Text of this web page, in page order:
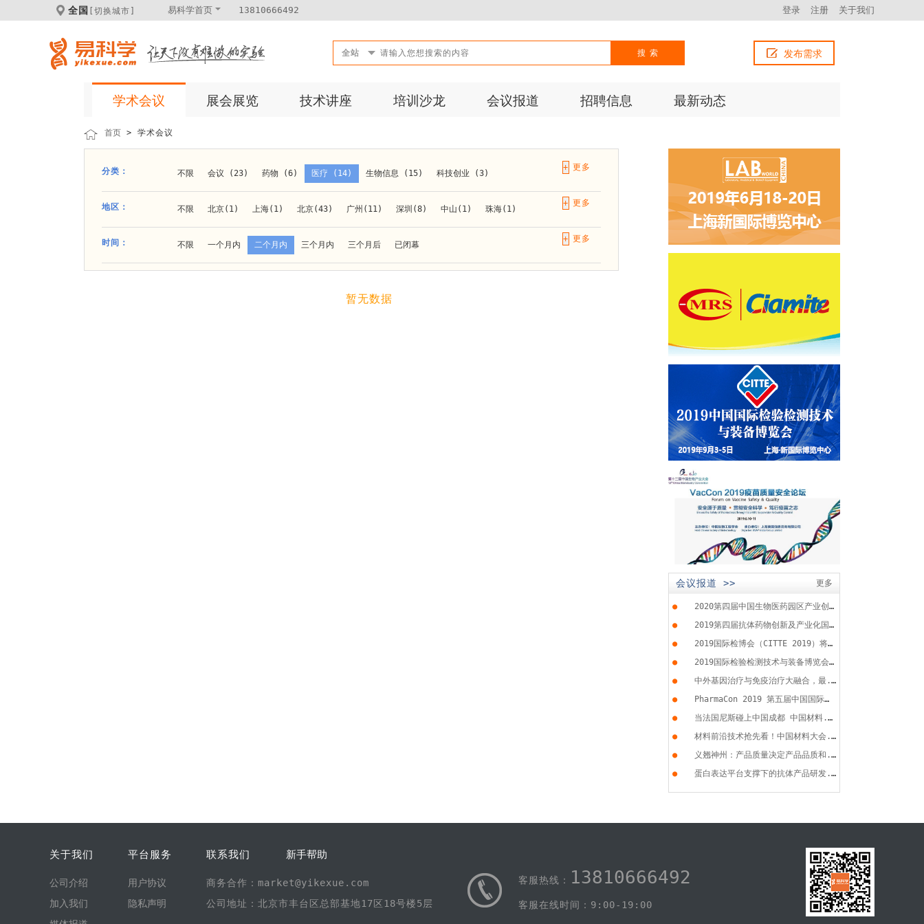
全国 [切换城市] 易科学首页 13810666492 登录 注册 关于我们
全站 搜索 发布需求
学术会议 展会展览 技术讲座 培训沙龙 会议报道 招聘信息 最新动态
首页 > 学术会议
分类： 不限 会议 (23) 药物 (6) 医疗 (14) 生物信息 (15) 科技创业 (3)
材料 (11) 材料化工 (1) 新材料 (1)
+
地区： 不限 北京(1) 上海(1) 北京(43) 广州(11) 深圳(8) 中山(1) 珠海(1)
石家庄(1) 郑州(1)
+
时间： 不限 一个月内 二个月内 三个月内 三个月后 已闭幕
+
暂无数据
会议报道 >> 更多
●
2020第四届中国生物医药园区产业创...
●
2019第四届抗体药物创新及产业化国...
●
2019国际检博会（CITTE 2019）将于...
●
2019国际检验检测技术与装备博览会...
●
中外基因治疗与免疫治疗大融合，最...
●
PharmaCon 2019 第五届中国国际化...
●
当法国尼斯碰上中国成都 中国材料...
●
材料前沿技术抢先看！中国材料大会...
●
义翘神州：产品质量决定产品品质和...
●
蛋白表达平台支撑下的抗体产品研发...
关于我们
公司介绍
加入我们
平台服务
用户协议
隐私声明
联系我们 新手帮助
商务合作：market@yikexue.com
公司地址：北京市丰台区总部基地17区18号楼5层
客服热线： 13810666492
客服在线时间：9:00-19:00